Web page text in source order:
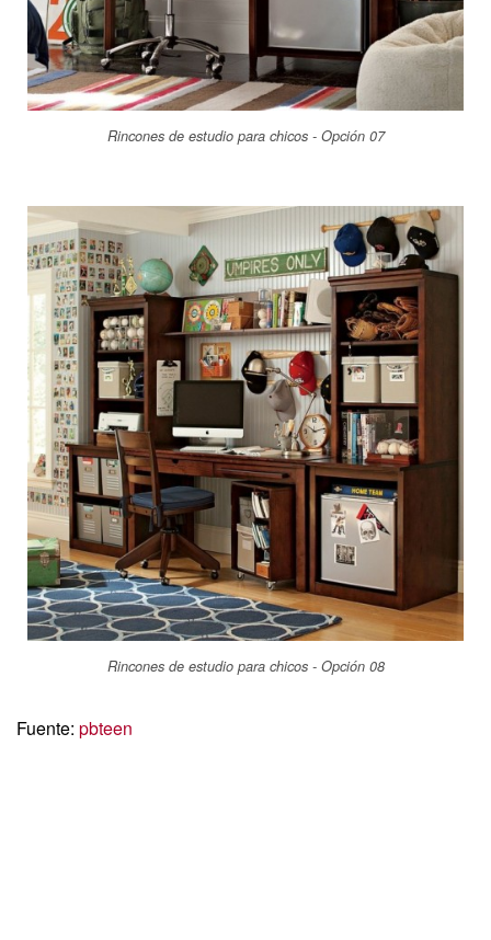
Rincones de estudio para chicos - Opción 07
Rincones de estudio para chicos - Opción 08
Fuente: pbteen